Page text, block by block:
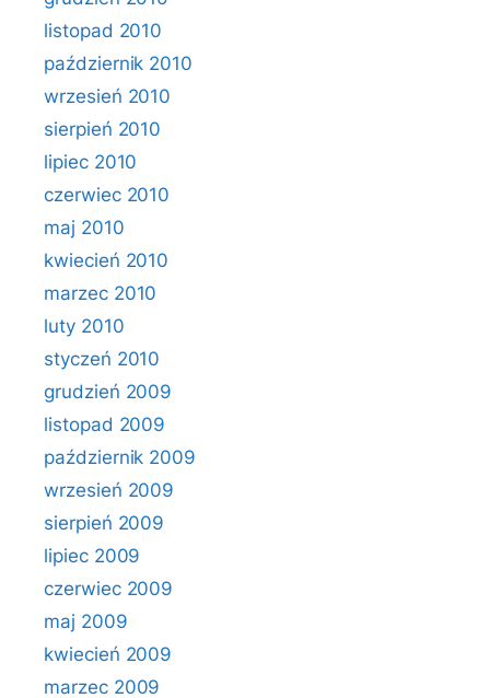
listopad 2010
październik 2010
wrzesień 2010
sierpień 2010
lipiec 2010
czerwiec 2010
maj 2010
kwiecień 2010
marzec 2010
luty 2010
styczeń 2010
grudzień 2009
listopad 2009
październik 2009
wrzesień 2009
sierpień 2009
lipiec 2009
czerwiec 2009
maj 2009
kwiecień 2009
marzec 2009